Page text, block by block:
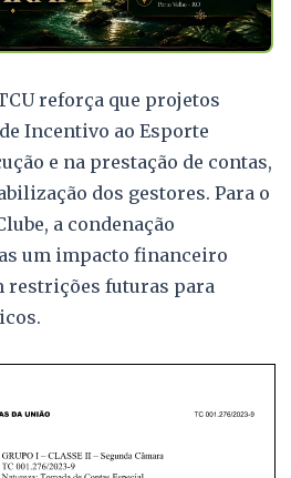
reforça que projetos
Incentivo ao Esporte
e na prestação de contas,
dos gestores. Para o
a condenação
um impacto financeiro
restrições futuras para